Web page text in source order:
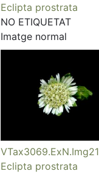
Eclipta prostrata
NO ETIQUETAT
Imatge normal
VTax3069.ExN.Img21
Eclipta prostrata